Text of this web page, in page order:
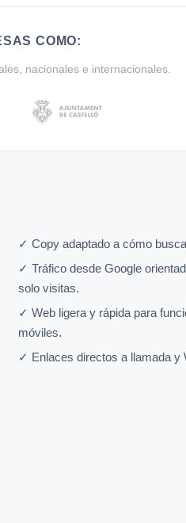
COMO:
nacionales e internacionales.
✓ Copy adaptado a cómo
✓ Tráfico desde Google
solo visitas.
✓ Web ligera y rápida para
móviles.
✓ Enlaces directos a llamada y